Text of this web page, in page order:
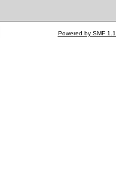
Powered by SMF